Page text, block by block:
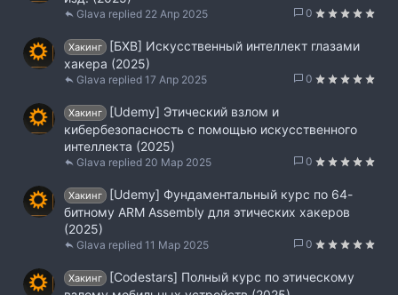
0
22 Апр 2025
Glava
Хакинг
[БХВ] Искусственный интеллект глазами
хакера (2025)
0
17 Апр 2025
Glava
Хакинг
[Udemy] Этический взлом и
кибербезопасность с помощью искусственного
интеллекта (2025)
0
20 Мар 2025
Glava
Хакинг
[Udemy] Фундаментальный курс по 64-
битному ARM Assembly для этических хакеров
(2025)
0
11 Мар 2025
Glava
Хакинг
[Codestars] Полный курс по этическому